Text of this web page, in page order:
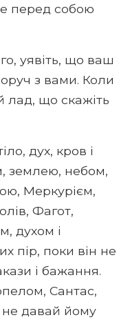
перед собою
уявіть, що ваш
з вами. Коли
лад, що скажіть
дух, кров і
землею, небом,
Меркурієм,
Фагот,
духом і
пір, поки він не
і бажання.
Сантас,
не давай йому